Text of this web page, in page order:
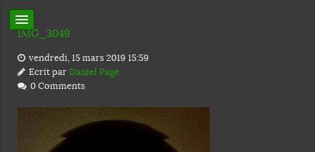
IMG_3049
vendredi, 15 mars 2019 15:59
Ecrit parDaniel Page
0 Comments